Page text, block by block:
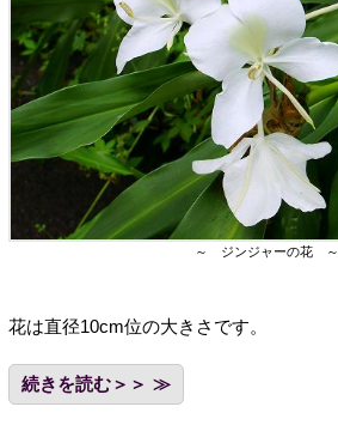
～ ジンジャーの花 ～
花は直径10cm位の大きさです。
続きを読む＞＞